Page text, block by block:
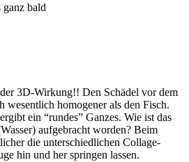
bald
3D-Wirkung!! Den Schädel vor dem
wesentlich homogener als den Fisch.
ein “rundes” Ganzes. Wie ist das
aufgebracht worden? Beim
die unterschiedlichen Collage-
hin und her springen lassen.